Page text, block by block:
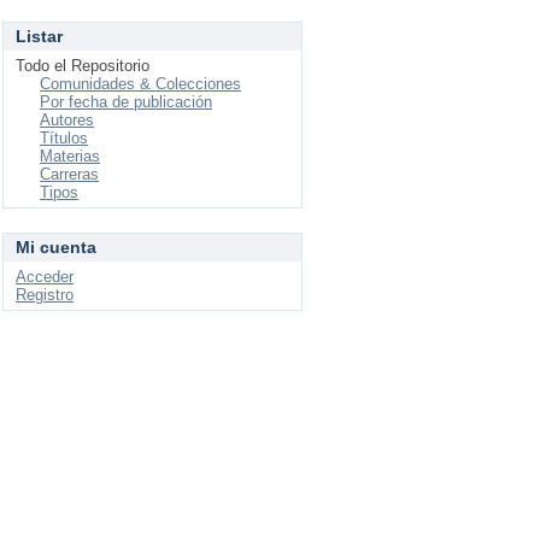
Listar
Todo el Repositorio
Comunidades & Colecciones
Por fecha de publicación
Autores
Títulos
Materias
Carreras
Tipos
Mi cuenta
Acceder
Registro